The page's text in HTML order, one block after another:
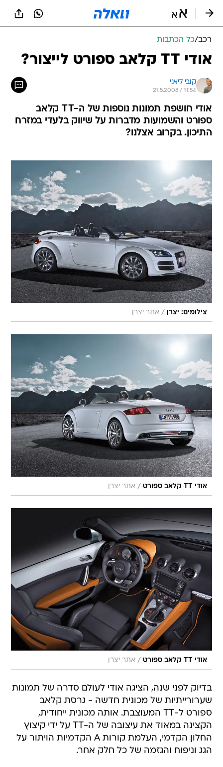
רכב/כל הכתבות
אודי TT קלאב ספורט לייצור?
קובי ליאני
21.5.2008 / 11:54
אודי חושפת תמונות נוספות של ה-TT קלאב
ספורט והשמועות מדברות על שיווק בלעדי במזרח
התיכון. בקרוב אצלנו?
צילומים: יצרן / אתר יצרן
אודי TT קלאב ספורט / אתר יצרן
אודי TT קלאב ספורט / אתר יצרן
בדיוק לפני שנה, הציגה אודי לעולם סדרה של תמונות
שערורייתיות של מכונית חדשה - גרסת קלאב
ספורט ל-TT המעוצבת. אותה מכונית ייחודית,
הקצינה במאוד את עיצובה של ה-TT על ידי קיצוץ
החלון הקדמי, העלמת קורות A הקדמיות הויתור על
הגג וניפוח והגזמה של כל חלק אחר.